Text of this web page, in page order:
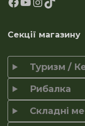
Секції магазину
Туризм /
Рибалка
Складні